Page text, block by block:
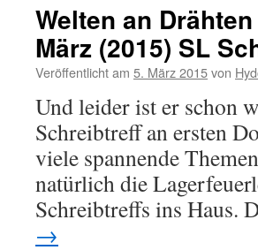
Welten an
März (2015) SL
Veröffentlicht am 5. März 2015von
Und leider ist er schon
Schreibtreff an ersten
viele spannende
natürlich die
Schreibtreffs ins Haus.
→